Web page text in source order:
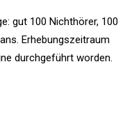
gut 100 Nichthörer, 100
Erhebungszeitraum
durchgeführt worden.